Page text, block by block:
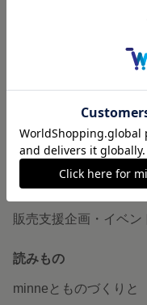
ヴィンテージ販売
ダウンロード販売
minne PLUS
minne LAB
販売支援企画・イベン
読みもの
minneとものづくりと